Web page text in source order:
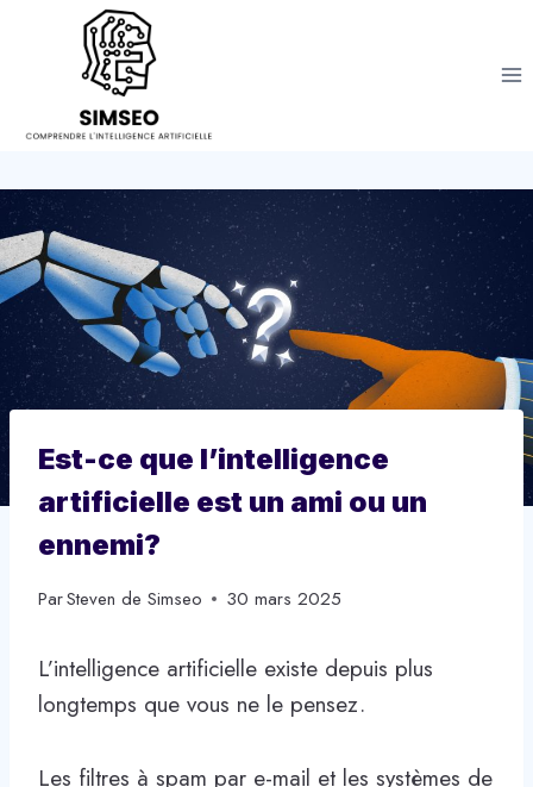
Est-ce que l’intelligence
artificielle est un ami ou un
ennemi?
ParSteven de Simseo 30 mars 2025
L’intelligence artificielle existe depuis plus
longtemps que vous ne le pensez.
Les filtres à spam par e-mail et les systèmes de